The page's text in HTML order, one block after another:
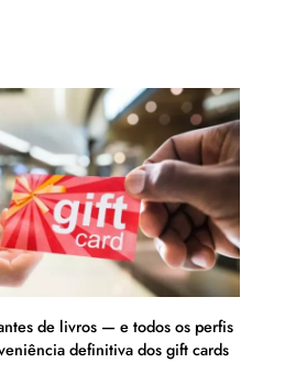
de livros — e todos os perfis
definitiva dos gift cards